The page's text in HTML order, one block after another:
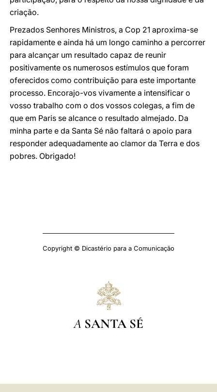
criação.
Prezados Senhores Ministros, a Cop 21 aproxima-se
rapidamente e ainda há um longo caminho a percorrer
para alcançar um resultado capaz de reunir
positivamente os numerosos estímulos que foram
oferecidos como contribuição para este importante
processo. Encorajo-vos vivamente a intensificar o
vosso trabalho com o dos vossos colegas, a fim de
que em Paris se alcance o resultado almejado. Da
minha parte e da Santa Sé não faltará o apoio para
responder adequadamente ao clamor da Terra e dos
pobres. Obrigado!
Copyright © Dicastério para a Comunicação
A SANTA SÉ